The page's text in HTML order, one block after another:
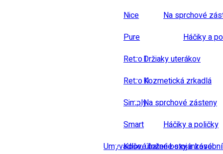
Nice
Pure
Retro I
Retro II
Simply
Smart
Umyvadlové baterie stojánkové
Na sprchové
Háčiky a
Držiaky uterákov
Kozmetická zrkadlá
Na sprchové zásteny
Háčiky a poličky
Koše, úložné boxy a